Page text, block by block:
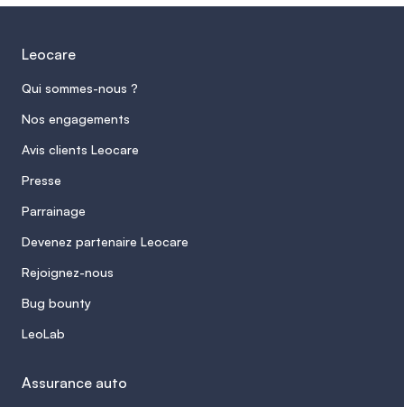
Leocare
Qui sommes-nous ?
Nos engagements
Avis clients Leocare
Presse
Parrainage
Devenez partenaire Leocare
Rejoignez-nous
Bug bounty
LeoLab
Assurance auto